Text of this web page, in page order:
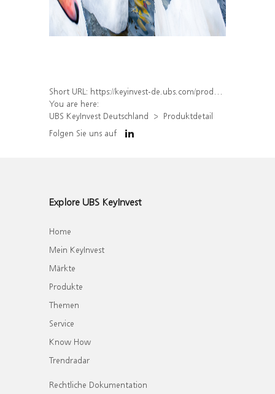
Short URL: https://keyinvest-de.ubs.com/produkt/detail/index/isin/DE000UK8Q655
You are here:
UBS KeyInvest Deutschland
Produktdetail
Folgen Sie uns auf
Explore UBS KeyInvest
Home
Mein KeyInvest
Märkte
Produkte
Themen
Service
Know How
Trendradar
Rechtliche Dokumentation